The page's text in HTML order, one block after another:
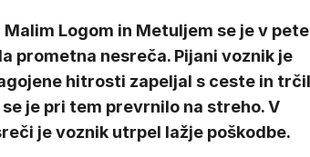
Logom in Metuljem se je v
prometna nesreča. Pijani voznik je
hitrosti zapeljal s ceste in
je pri tem prevrnilo na streho. V
je voznik utrpel lažje poškodbe.